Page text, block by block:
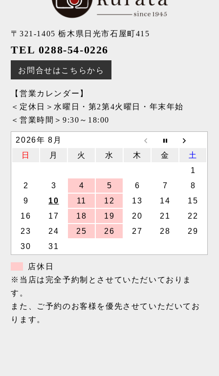
〒321-1405 栃木県日光市石屋町415
TEL 0288-54-0226
お問合せはこちらから
【営業カレンダー】
＜定休日＞水曜日・第2第4火曜日・年末年始
＜営業時間＞9:30～18:00
2026年 8月
日
月 火 水 木 金
土
1
2
3 4 5 6 7
8
9
10 11 12 13 14
15
16
17 18 19 20 21
22
23
24 25 26 27 28
29
30
31
店休日
※当店は完全予約制とさせていただいておりま
す。
また、ご予約のお客様を優先させていただいてお
ります。